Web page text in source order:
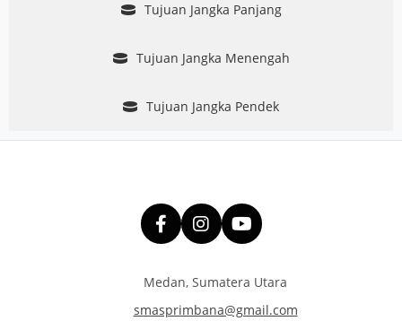
Tujuan Jangka Panjang
Tujuan Jangka Menengah
Tujuan Jangka Pendek
Medan, Sumatera Utara
smasprimbana@gmail.com